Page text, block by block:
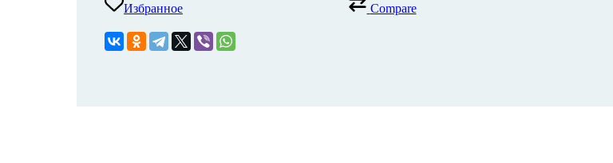
Избранное Compare